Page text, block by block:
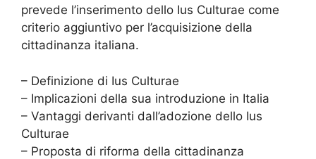
prevede l’inserimento dello Ius Culturae come
criterio aggiuntivo per l’acquisizione della
cittadinanza italiana.
– Definizione di Ius Culturae
– Implicazioni della sua introduzione in Italia
– Vantaggi derivanti dall’adozione dello Ius
Culturae
– Proposta di riforma della cittadinanza